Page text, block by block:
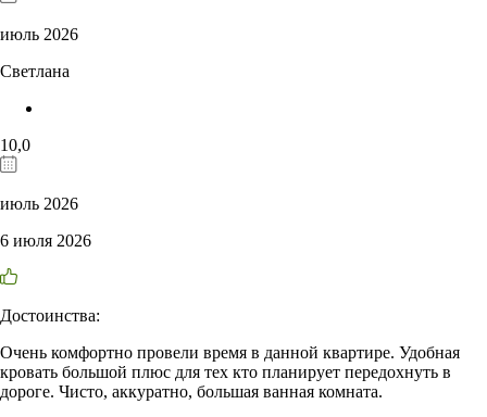
июль 2026
Светлана
10,0
июль 2026
6 июля 2026
Достоинства:
Очень комфортно провели время в данной квартире. Удобная
кровать большой плюс для тех кто планирует передохнуть в
дороге. Чисто, аккуратно, большая ванная комната.